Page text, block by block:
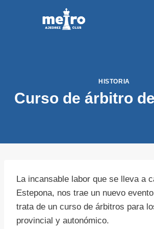
HISTORIA
Curso de árbitro
La incansable labor que se lleva a
Estepona, nos trae un nuevo
trata de un curso de árbitros para
provincial y autonómico.